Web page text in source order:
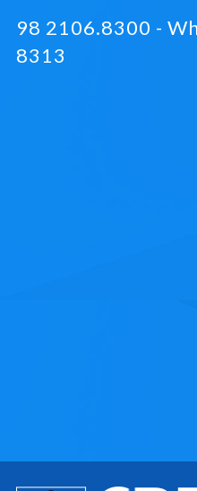
98 2106.8300 -
8313